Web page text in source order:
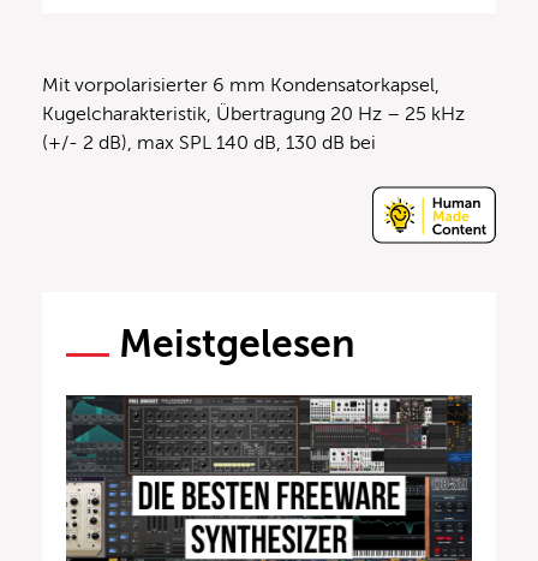
Mit vorpolarisierter 6 mm Kondensatorkapsel,
Kugelcharakteristik, Übertragung 20 Hz – 25 kHz
(+/- 2 dB), max SPL 140 dB, 130 dB bei
Meistgelesen